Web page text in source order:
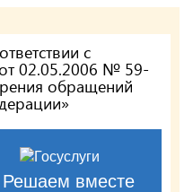
с
02.05.2006 № 59-
обращений
Решаем вместе